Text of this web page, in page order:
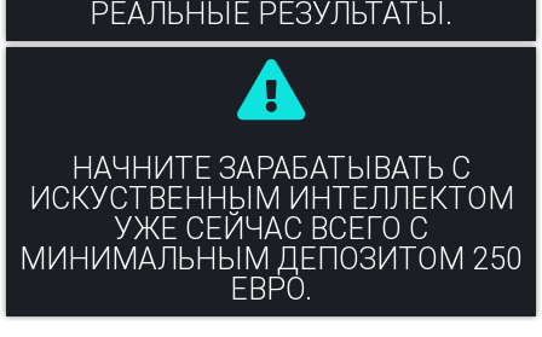
РЕАЛЬНЫЕ РЕЗУЛЬТАТЫ.​
НАЧНИТЕ ЗАРАБАТЫВАТЬ С
ИСКУСТВЕННЫМ ИНТЕЛЛЕКТОМ
УЖЕ СЕЙЧАС ВСЕГО С
МИНИМАЛЬНЫМ ДЕПОЗИТОМ 250
ЕВРО.